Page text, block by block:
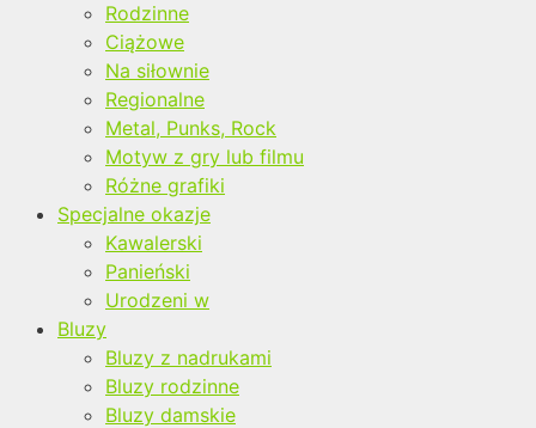
Rodzinne
Ciążowe
Na siłownie
Regionalne
Metal, Punks, Rock
Motyw z gry lub filmu
Różne grafiki
Specjalne okazje
Kawalerski
Panieński
Urodzeni w
Bluzy
Bluzy z nadrukami
Bluzy rodzinne
Bluzy damskie